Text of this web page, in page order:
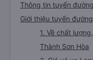
Thông tin tuyến đường
Giới thiệu tuyến
1. Về chất
Thành Sơn Hòa